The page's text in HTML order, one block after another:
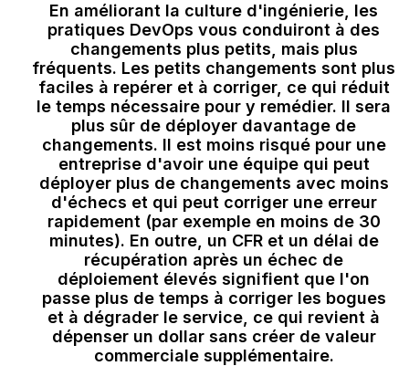
En améliorant la culture d'ingénierie, les
pratiques DevOps vous conduiront à des
changements plus petits, mais plus
fréquents. Les petits changements sont plus
faciles à repérer et à corriger, ce qui réduit
le temps nécessaire pour y remédier. Il sera
plus sûr de déployer davantage de
changements. Il est moins risqué pour une
entreprise d'avoir une équipe qui peut
déployer plus de changements avec moins
d'échecs et qui peut corriger une erreur
rapidement (par exemple en moins de 30
minutes). En outre, un CFR et un délai de
récupération après un échec de
déploiement élevés signifient que l'on
passe plus de temps à corriger les bogues
et à dégrader le service, ce qui revient à
dépenser un dollar sans créer de valeur
commerciale supplémentaire.